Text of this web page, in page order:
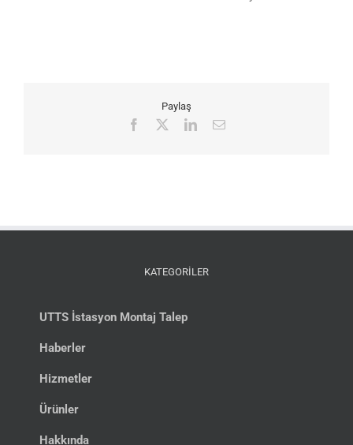
Paylaş
Facebook LinkedIn
E-
KATEGORİLER
UTTS İstasyon Montaj Talep
Haberler
Hizmetler
Ürünler
Hakkında